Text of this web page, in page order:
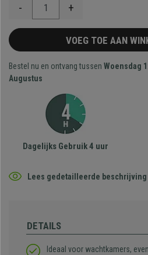
- +
VOEG TOE AAN
Bestel nu en ontvang tussen Woensdag
Augustus
Dagelijks Gebruik 4 uur
Lees gedetailleerde beschrijving
DETAILS
Ideaal voor wachtkamers,